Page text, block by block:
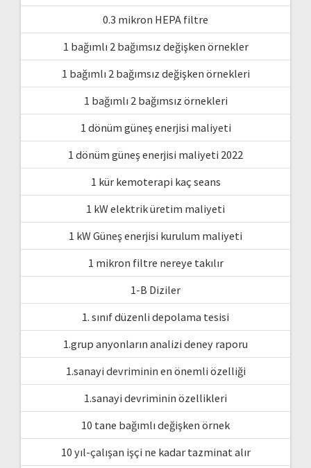
0.3 mikron HEPA filtre
1 bağımlı 2 bağımsız değişken örnekler
1 bağımlı 2 bağımsız değişken örnekleri
1 bağımlı 2 bağımsız örnekleri
1 dönüm güneş enerjisi maliyeti
1 dönüm güneş enerjisi maliyeti 2022
1 kür kemoterapi kaç seans
1 kW elektrik üretim maliyeti
1 kW Güneş enerjisi kurulum maliyeti
1 mikron filtre nereye takılır
1-B Diziler
1. sınıf düzenli depolama tesisi
1.grup anyonların analizi deney raporu
1.sanayi devriminin en önemli özelliği
1.sanayi devriminin özellikleri
10 tane bağımlı değişken örnek
10 yıl-çalışan işçi ne kadar tazminat alır